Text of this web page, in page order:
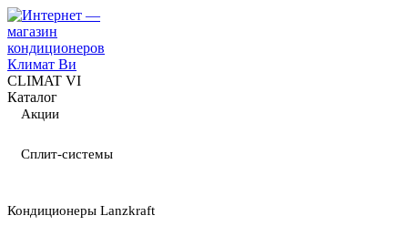
CLIMAT VI
Каталог
Акции
Сплит-системы
Кондиционеры Lanzkraft